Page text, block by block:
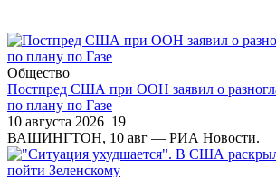
Общество
Постпред США при ООН заявил о
по плану по Газе
10 августа 2026 19
ВАШИНГТОН, 10 авг — РИА Новости.